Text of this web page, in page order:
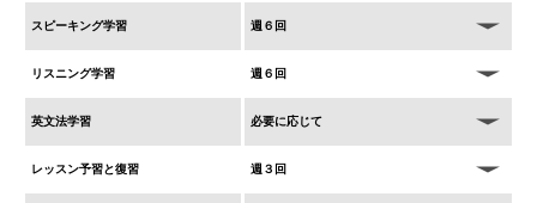
スピーキング学習 週６回
リスニング学習 週６回
英文法学習 必要に応じて
レッスン予習と復習 週３回